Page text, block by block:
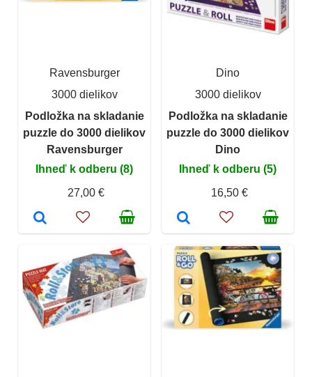
Ravensburger
3000 dielikov
Podložka na skladanie
puzzle do 3000 dielikov
Ravensburger
Ihneď k odberu (8)
27,00 €
Dino
3000 dielikov
Podložka na skladanie
puzzle do 3000 dielikov
Dino
Ihneď k odberu (5)
16,50 €